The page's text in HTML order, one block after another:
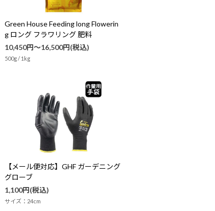
Green House Feeding long Flowerin
g ロング フラワリング 肥料
10,450円～16,500円(税込)
500g / 1kg
【メール便対応】GHF ガーデニング
グローブ
1,100円(税込)
サイズ：24cm